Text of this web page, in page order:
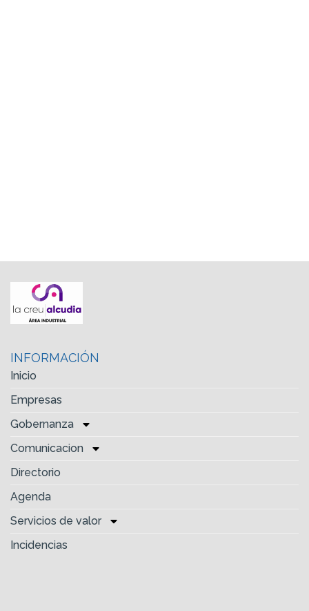
INFORMACIÓN
Inicio
Empresas
Gobernanza
Comunicacion
Directorio
Agenda
Servicios de valor
Incidencias